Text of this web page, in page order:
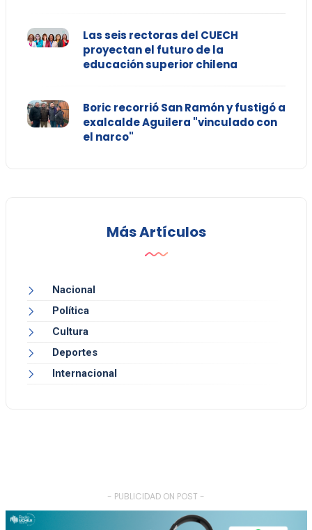
Las seis rectoras del CUECH
proyectan el futuro de la
educación superior chilena
Boric recorrió San Ramón y fustigó a
exalcalde Aguilera "vinculado con
el narco"
Más Artículos
Nacional
Política
Cultura
Deportes
Internacional
- PUBLICIDAD ON POST -